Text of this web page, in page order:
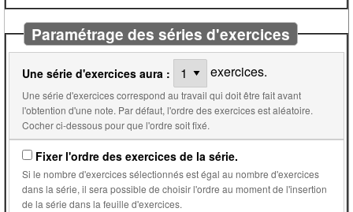
Paramétrage des séries d'exercices
Une série d'exercices aura : exercices.
Une série d'exercices correspond au travail qui doit être fait avant
l'obtention d'une note. Par défaut, l'ordre des exercices est aléatoire.
Cocher ci-dessous pour que l'ordre soit fixé.
Fixer l'ordre des exercices de la série.
Si le nombre d'exercices sélectionnés est égal au nombre d'exercices
dans la série, il sera possible de choisir l'ordre au moment de l'insertion
de la série dans la feuille d'exercices.